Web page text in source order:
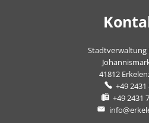
Stadtverwaltung
41812
+49 2431
+49 2431